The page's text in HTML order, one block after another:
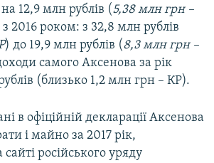
12,9 млн рублів (5,38 млн грн –
2016 роком: з 32,8 млн рублів
) до 19,9 млн рублів (8,3 млн грн –
самого Аксенова за рік
(близько 1,2 млн грн – КР).
в офіційній декларації Аксенова
і майно за 2017 рік,
російського уряду